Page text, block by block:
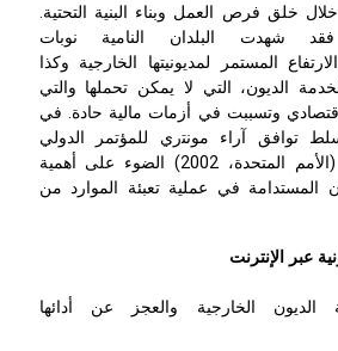
خلق فرص العمل وبناء البنية التحتية.
شهدت البلدان النامية نوبات
المستمر لمديونيتها الخارجية وكذا
الديون، التي لا يمكن تحملها والتي
وتسببت في أزمات مالية حادة. في
ﺗﻮاﻓﻖ آراء ﻣﻮﻧﺘري ﻟﻠﻤﺆتمر الدولي
لتمويل التنمية (الأمم المتحدة، 2002) الضوء على أهمية
المستدامة في عملية تعبئة الموارد من
عبر الإنترنت
الديون الخارجية والعجز عن أدائها